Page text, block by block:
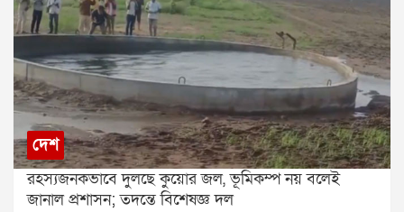
দেশ
রহস্যজনকভাবে দুলছে কুয়োর জল, ভূমিকম্প নয় বলেই
জানাল প্রশাসন; তদন্তে বিশেষজ্ঞ দল